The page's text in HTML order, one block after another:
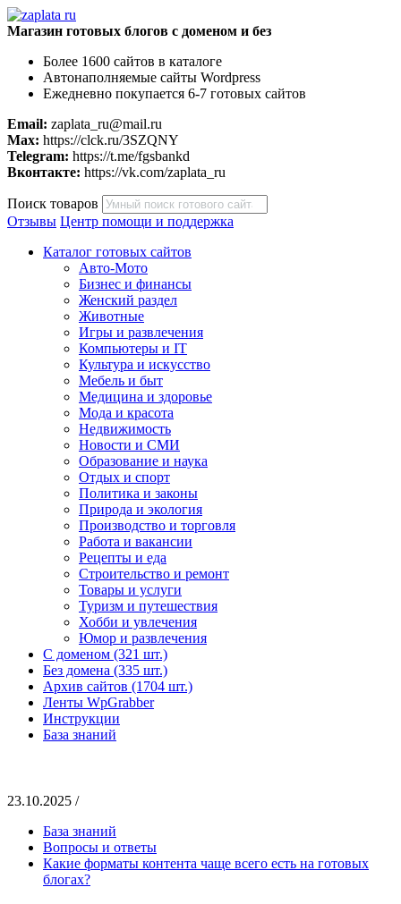
Магазин готовых блогов с доменом и без
Более 1600 сайтов в каталоге
Автонаполняемые сайты Wordpress
Ежедневно покупается 6-7 готовых сайтов
Email: zaplata_ru@mail.ru
Max: https://clck.ru/3SZQNY
Telegram: https://t.me/fgsbankd
Вконтакте: https://vk.com/zaplata_ru
Поиск товаров
Отзывы Центр помощи и поддержка
Каталог готовых сайтов
Авто-Мото
Бизнес и финансы
Женский раздел
Животные
Игры и развлечения
Компьютеры и IT
Культура и искусство
Мебель и быт
Медицина и здоровье
Мода и красота
Недвижимость
Новости и СМИ
Образование и наука
Отдых и спорт
Политика и законы
Природа и экология
Производство и торговля
Работа и вакансии
Рецепты и еда
Строительство и ремонт
Товары и услуги
Туризм и путешествия
Хобби и увлечения
Юмор и развлечения
С доменом (321 шт.)
Без домена (335 шт.)
Архив сайтов (1704 шт.)
Ленты WpGrabber
Инструкции
База знаний
23.10.2025 /
База знаний
Вопросы и ответы
Какие форматы контента чаще всего есть на готовых
блогах?